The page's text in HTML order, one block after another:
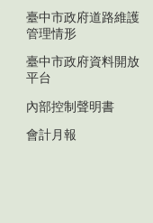
臺中市政府道路維護
管理情形
臺中市政府資料開放
平台
內部控制聲明書
會計月報